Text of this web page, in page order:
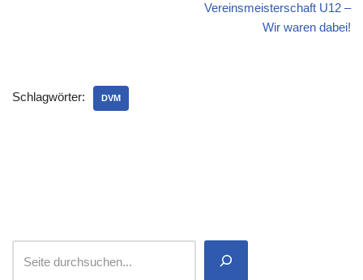
Vereinsmeisterschaft U12 –
Wir waren dabei!
Schlagwörter: DVM